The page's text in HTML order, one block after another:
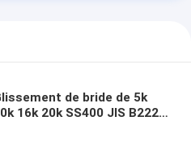
de bride de 5k
16k 20k SS400 JIS B2220